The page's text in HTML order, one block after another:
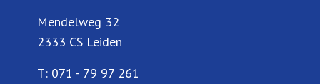
Mendelweg 32
2333 CS Leiden
T: 071 - 79 97 261